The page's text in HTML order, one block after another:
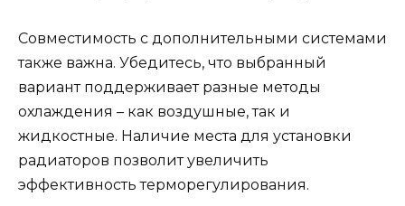
Совместимость с дополнительными системами
также важна. Убедитесь, что выбранный
вариант поддерживает разные методы
охлаждения – как воздушные, так и
жидкостные. Наличие места для установки
радиаторов позволит увеличить
эффективность терморегулирования.